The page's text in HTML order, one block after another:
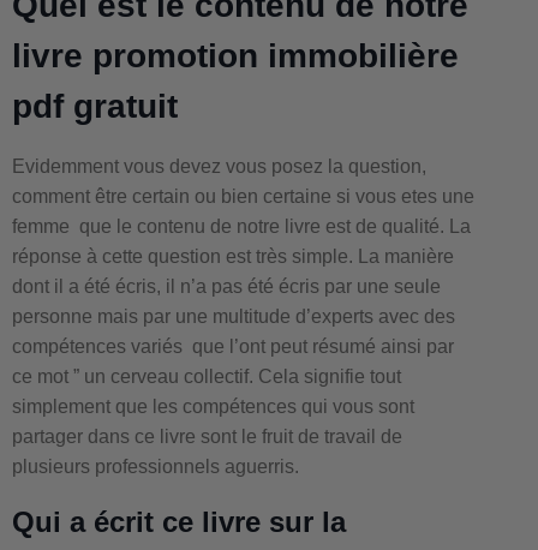
livre promotion immobilière
pdf gratuit
Evidemment vous devez vous posez la question,
comment être certain ou bien certaine si vous etes une
femme que le contenu de notre livre est de qualité. La
réponse à cette question est très simple. La manière
dont il a été écris, il n’a pas été écris par une seule
personne mais par une multitude d’experts avec des
compétences variés que l’ont peut résumé ainsi par
ce mot ” un cerveau collectif. Cela signifie tout
simplement que les compétences qui vous sont
partager dans ce livre sont le fruit de travail de
plusieurs professionnels aguerris.
Qui a écrit ce livre sur la